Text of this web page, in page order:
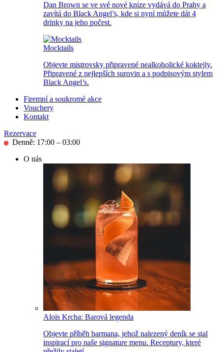
Dan Brown se ve své nové knize vydává do Prahy a
zavítá do Black Angel’s, kde si nyní můžete dát 4
drinky na jeho počest.
Mocktails
Objevte mistrovsky připravené nealkoholické koktejly.
Připravené z nejlepších surovin a s podpisovým stylem
Black Angel’s.
Firemní a soukromé akce
Vouchery
Kontakt
Rezervace
Denně: 17:00 – 03:00
O nás
Alois Krcha: Barová legenda
Objevte příběh barmana, jehož nalezený deník se stal
inspirací pro naše signature menu. Receptury, které